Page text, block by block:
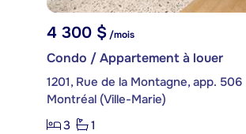
4 300 $/mois
Condo / Appartement à louer
1201, Rue de la Montagne, app. 506
Montréal (Ville-Marie)
3
1